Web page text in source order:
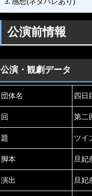
公演前情報
公演・観劇データ
団体名 四日
回 第二
題 ツイ
脚本 旦妃
演出 旦妃